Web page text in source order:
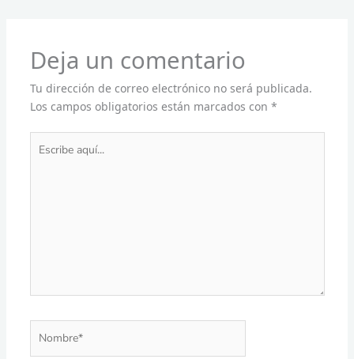
Deja un comentario
Tu dirección de correo electrónico no será publicada.
Los campos obligatorios están marcados con *
aquí...